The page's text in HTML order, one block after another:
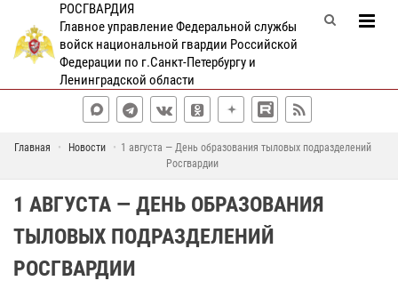
РОСГВАРДИЯ
Главное управление Федеральной службы
войск национальной гвардии Российской
Федерации по г.Санкт-Петербургу и
Ленинградской области
Главная Новости
1 августа — День образования тыловых подразделений
Росгвардии
1 АВГУСТА — ДЕНЬ ОБРАЗОВАНИЯ
ТЫЛОВЫХ ПОДРАЗДЕЛЕНИЙ
РОСГВАРДИИ